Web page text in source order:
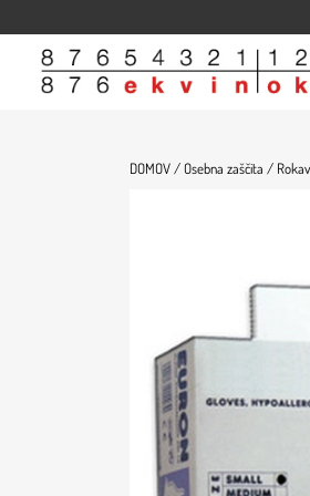
Domov Trgovina Članki
DOMOV /Osebna zaščita /